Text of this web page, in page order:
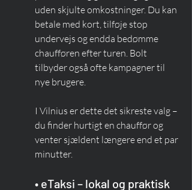
uden skjulte omkostninger. Du kan
betale med kort, tilføje stop
undervejs og endda bedømme
chaufføren efter turen. Bolt
tilbyder også ofte kampagner til
nye brugere.
I Vilnius er dette det sikreste valg –
du finder hurtigt en chauffør og
venter sjældent længere end et par
minutter.
• eTaksi – lokal og praktisk